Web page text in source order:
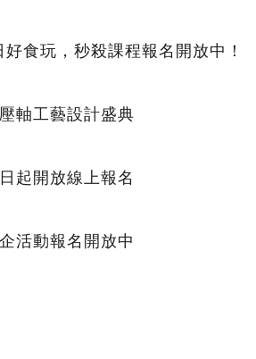
食玩，秒殺課程報名開放中！
軸工藝設計盛典
起開放線上報名
活動報名開放中